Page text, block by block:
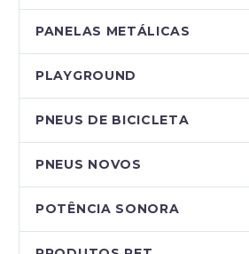
PANELAS METÁLICAS
PLAYGROUND
PNEUS DE BICICLETA
PNEUS NOVOS
POTÊNCIA SONORA